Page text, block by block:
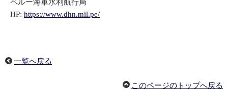
ペルー海軍水利航行局
HP: https://www.dhn.mil.pe/
一覧へ戻る
このページのトップへ戻る